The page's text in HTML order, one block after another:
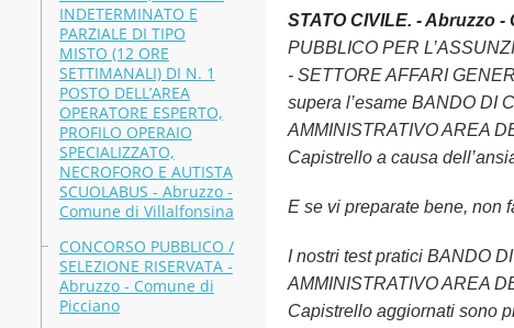
INDETERMINATO E
PARZIALE DI TIPO
MISTO (12 ORE
SETTIMANALI) DI N. 1
POSTO DELL’AREA
OPERATORE ESPERTO,
PROFILO OPERAIO
SPECIALIZZATO,
NECROFORO E AUTISTA
SCUOLABUS - Abruzzo -
Comune di Villalfonsina
CONCORSO PUBBLICO /
SELEZIONE RISERVATA -
Abruzzo - Comune di
Picciano
STATO CIVILE. - Abruzzo
PUBBLICO PER
- SETTORE AFFARI
supera l’esame BANDO DI
AMMINISTRATIVO AREA
Capistrello a causa
E se vi preparate bene, non
I nostri test pratici BANDO
AMMINISTRATIVO AREA
Capistrello aggiornati sono